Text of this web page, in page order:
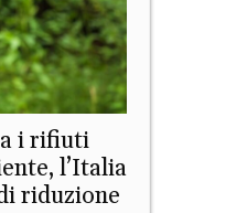
i rifiuti
l’Italia
riduzione